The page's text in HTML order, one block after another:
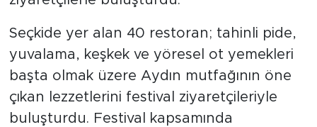
Seçkide yer alan 40 restoran; tahinli pide,
yuvalama, keşkek ve yöresel ot yemekleri
başta olmak üzere Aydın mutfağının öne
çıkan lezzetlerini festival ziyaretçileriyle
buluşturdu. Festival kapsamında